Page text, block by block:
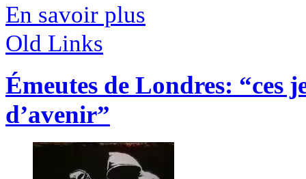
En savoir plus
Old Links
Émeutes de Londres: “ces
d’avenir”